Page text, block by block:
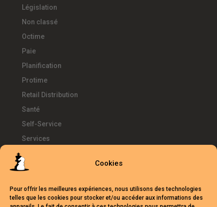
Cookies
Pour offrir les meilleures expériences, nous utilisons des technologies
telles que les cookies pour stocker et/ou accéder aux informations des
Législation
Non classé
Octime
Paie
Planification
Protime
Retail Distribution
Santé
Self-Service
Services
Télétravail
Temps d'Avance